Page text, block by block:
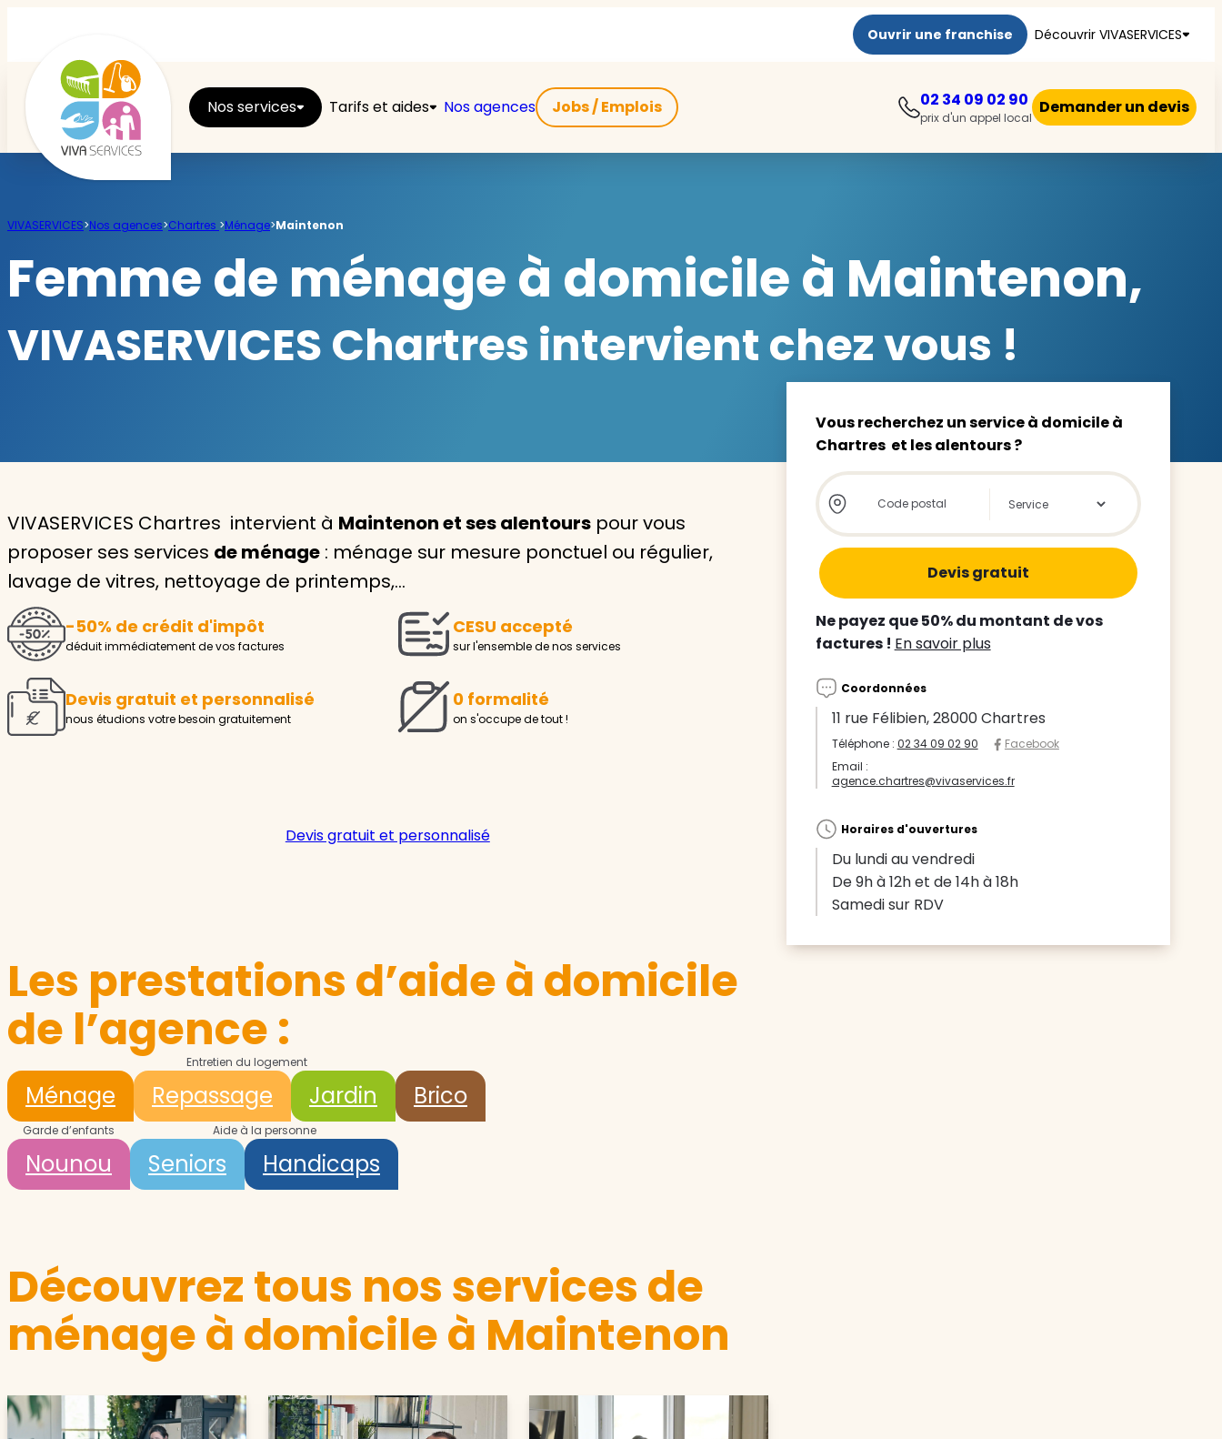
Ouvrir une franchise Découvrir VIVASERVICES
Nos services Tarifs et aides Nos agences Jobs / Emplois 02 34 09 02 90
prix d'un appel local
Demander un devis
Repassage
Jardin
Aide à la personne
Seniors
Handicaps
Voir tous les services
Avec VIVASERVICES, trouvez le
service à domicile qui vous
Pour l’entretien de votre logement, la garde de votre enfant
ou l’accompagnement d’un parent, nos intervenants à
Demander un devis gratuit
Trouver mon agence
VIVASERVICES>Nos agences>Chartres >Ménage>Maintenon
Femme de ménage à domicile à Maintenon,
VIVASERVICES Chartres intervient chez vous !
VIVASERVICES Chartres intervient à Maintenon et ses alentours pour vous
proposer ses services de ménage : ménage sur mesure ponctuel ou régulier,
lavage de vitres, nettoyage de printemps,…
-50% de crédit d'impôt
déduit immédiatement de vos factures
CESU accepté
sur l'ensemble de nos services
Devis gratuit et personnalisé
nous étudions votre besoin gratuitement
0 formalité
on s'occupe de tout !
Devis gratuit et personnalisé
Les prestations d’aide à domicile
de l’agence :
Entretien du logement
Ménage Repassage Jardin Brico
Garde d’enfants
Nounou
Aide à la personne
Seniors Handicaps
Découvrez tous nos services de
ménage à domicile à Maintenon
Vous recherchez un service à domicile à
Chartres et les alentours ?
Store locator global - Autocompletion
Rechercher
Ne payez que 50% du montant de vos
factures ! En savoir plus
Coordonnées
11 rue Félibien, 28000 Chartres
Téléphone : 02 34 09 02 90
Facebook
Email :
agence.chartres@vivaservices.fr
Horaires d'ouvertures
Du lundi au vendredi
De 9h à 12h et de 14h à 18h
Samedi sur RDV